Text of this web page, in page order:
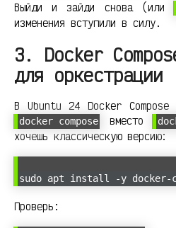
Выйди и зайди снова (или
изменения вступили в силу.
3. Docker
для оркестрации
В Ubuntu 24 Docker
docker compose вместо
хочешь классическую версию:
sudo apt install -y docker-
Проверь: